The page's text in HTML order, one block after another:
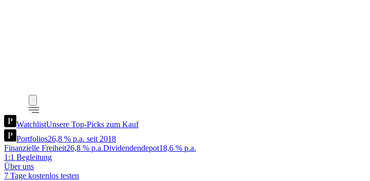
WatchlistUnsere Top-Picks zum Kauf
Portfolios26,8 % p.a. seit 2018
Finanzielle Freiheit26,8 % p.a.Dividendendepot18,6 % p.a.
1:1 Begleitung
Über uns
7 Tage kostenlos testen